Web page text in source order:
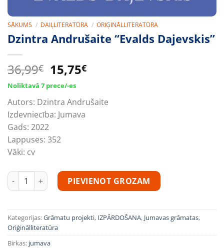
SĀKUMS / DAIĻLITERATŪRA / ORIĢINĀLLITERATŪRA
Dzintra Andrušaite “Evalds Dajevskis”
36,99€ Original
price
was:
36,99€.
15,75€Current
15,75€.
Noliktavā 7 prece/-es
Autors: Dzintra Andrušaite
Izdevniecība: Jumava
Gads: 2022
Lappuses: 352
Vāki: cv
Dzintra Andrušaite “Evalds Dajevskis” daudzums
PIEVIENOT GROZAM
Kategorijas:Grāmatu projekti, IZPĀRDOŠANA, Jumavas grāmatas,
Oriģinālliteratūra
Birkas: jumava